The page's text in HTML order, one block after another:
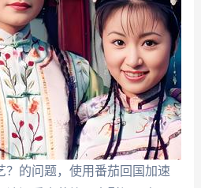
？的问题，使用番茄回国加速